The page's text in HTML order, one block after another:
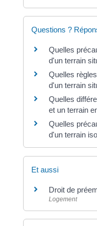
Questions ?
Quelles
d'un terrain
Quelles
d'un terrain
Quelles
et un terrain
Quelles
d'un terrain
Et aussi
Droit de
Logement